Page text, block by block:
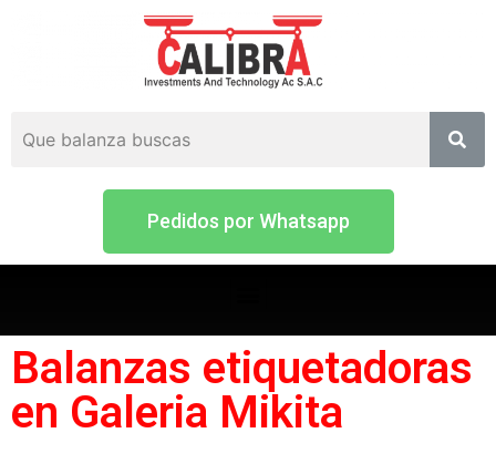
Pedidos por Whatsapp
Balanzas etiquetadoras
en Galeria Mikita